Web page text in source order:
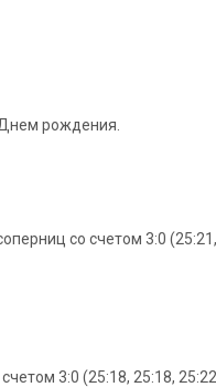
рождения.
со счетом 3:0
3:0 (25:18, 25:18,